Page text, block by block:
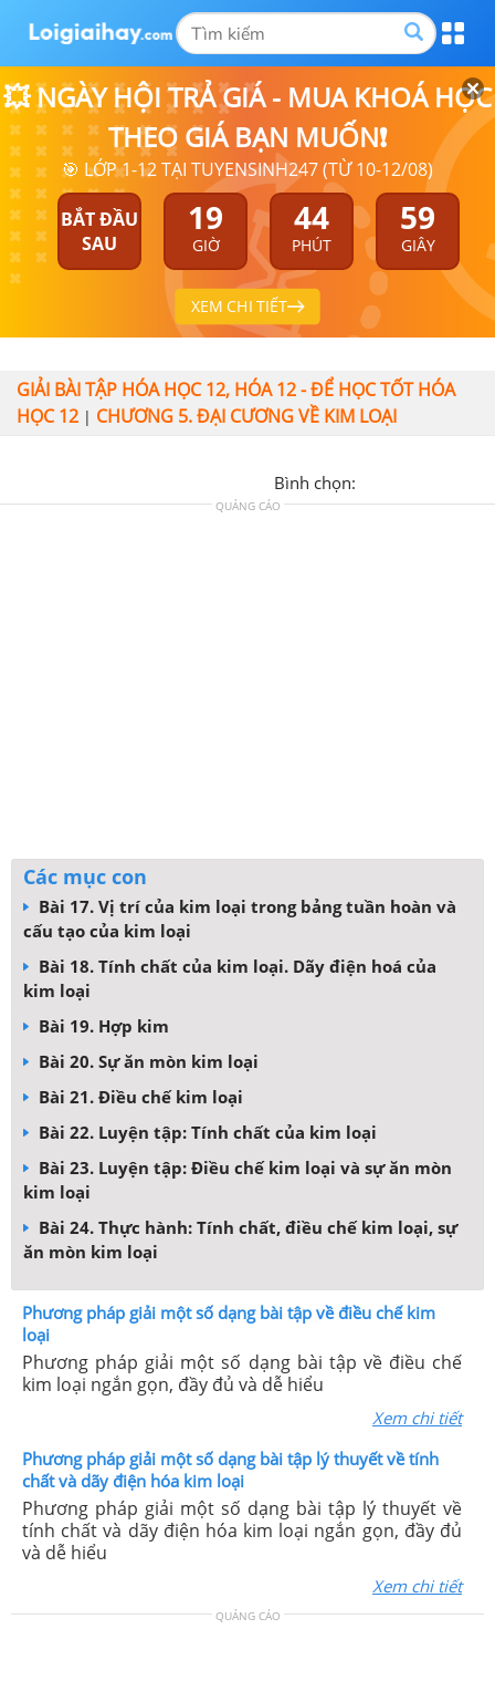
💥 NGÀY HỘI TRẢ GIÁ - MUA KHOÁ HỌC
THEO GIÁ BẠN MUỐN❗
🎯 LỚP 1-12 TẠI TUYENSINH247 (TỪ 10-12/08)
BẮT ĐẦU
SAU
19
GIỜ
44
PHÚT
59
GIÂY
XEM CHI TIẾT
GIẢI BÀI TẬP HÓA HỌC 12, HÓA 12 - ĐỂ HỌC TỐT HÓA
HỌC 12 | CHƯƠNG 5. ĐẠI CƯƠNG VỀ KIM LOẠI
Bình chọn:
QUẢNG CÁO
Các mục con
Bài 17. Vị trí của kim loại trong bảng tuần hoàn và
cấu tạo của kim loại
Bài 18. Tính chất của kim loại. Dãy điện hoá của
kim loại
Bài 19. Hợp kim
Bài 20. Sự ăn mòn kim loại
Bài 21. Điều chế kim loại
Bài 22. Luyện tập: Tính chất của kim loại
Bài 23. Luyện tập: Điều chế kim loại và sự ăn mòn
kim loại
Bài 24. Thực hành: Tính chất, điều chế kim loại, sự
ăn mòn kim loại
Phương pháp giải một số dạng bài tập về điều chế kim
loại
Phương pháp giải một số dạng bài tập về điều chế
kim loại ngắn gọn, đầy đủ và dễ hiểu
Xem chi tiết
Phương pháp giải một số dạng bài tập lý thuyết về tính
chất và dãy điện hóa kim loại
Phương pháp giải một số dạng bài tập lý thuyết về
tính chất và dãy điện hóa kim loại ngắn gọn, đầy đủ
và dễ hiểu
Xem chi tiết
QUẢNG CÁO